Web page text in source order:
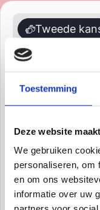
Toestemming
Deze website
We gebruiken
personaliseren, om
en om ons
informatie over uw
Schoudertas –
Tweede